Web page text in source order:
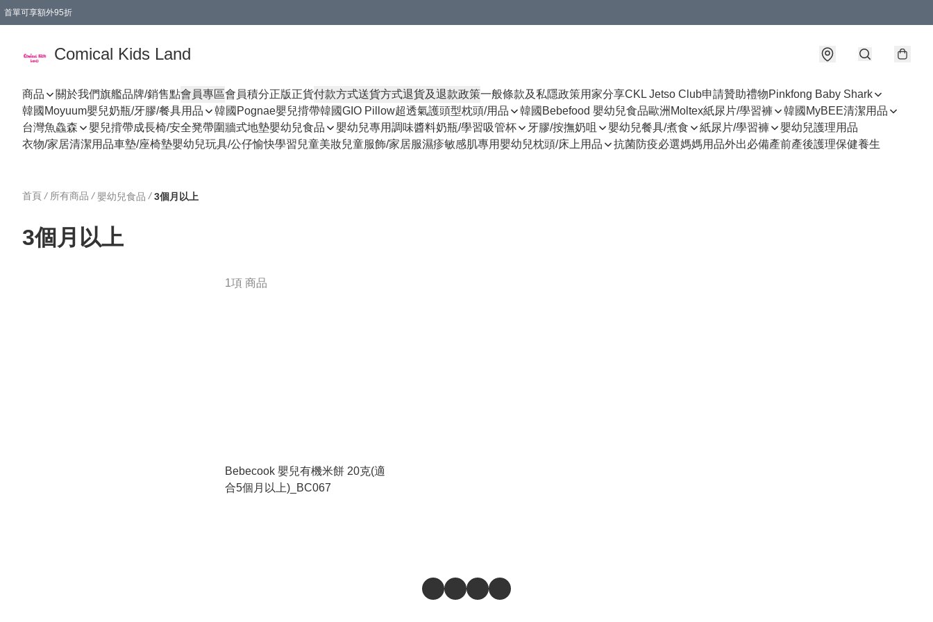
首單可享額外95折
Comical Kids Land
商品 關於我們旗艦品牌/銷售點會員專區會員積分正版正貨付款方式送貨方式退貨及退款政策一般條款及私隱政策用家分享CKL Jetso Club申請贊助禮物Pinkfong Baby Shark
韓國Moyuum嬰兒奶瓶/牙膠/餐具用品
韓國Pognae嬰兒揹帶韓國GIO Pillow超透氣護頭型枕頭/用品 韓國Bebefood 嬰幼兒食品歐洲Moltex紙尿片/學習褲
韓國MyBEE清潔用品
台灣魚鱻森
嬰兒揹帶成長椅/安全凳帶圍牆式地墊嬰幼兒食品 嬰幼兒專用調味醬料奶瓶/學習吸管杯 牙膠/按撫奶咀 嬰幼兒餐具/煮食 紙尿片/學習褲
嬰幼兒護理用品
衣物/家居清潔用品車墊/座椅墊嬰幼兒玩具/公仔愉快學習兒童美妝兒童服飾/家居服濕疹敏感肌專用嬰幼兒枕頭/床上用品 抗菌防疫必選媽媽用品外出必備產前產後護理保健養生
首頁 / 所有商品 / 嬰幼兒食品 / 3個月以上
3個月以上
1項 商品
Bebecook 嬰兒有機米餅 20克(適
合5個月以上)_BC067